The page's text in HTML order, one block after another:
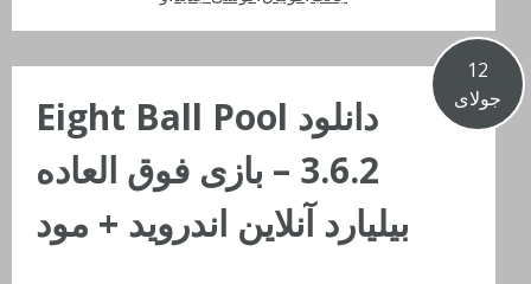
12
جولای
دانلود Eight Ball Pool
3.6.2 – بازی فوق العاده
بیلیارد آنلاین اندروید + مود